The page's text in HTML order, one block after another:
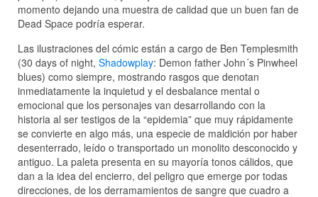
momento dejando una muestra de calidad que un buen fan de
Dead Space podría esperar.
Las ilustraciones del cómic están a cargo de Ben Templesmith
(30 days of night, Shadowplay: Demon father John´s Pinwheel
blues) como siempre, mostrando rasgos que denotan
inmediatamente la inquietud y el desbalance mental o
emocional que los personajes van desarrollando con la
historia al ser testigos de la “epidemia” que muy rápidamente
se convierte en algo más, una especie de maldición por haber
desenterrado, leído o transportado un monolito desconocido y
antiguo. La paleta presenta en su mayoría tonos cálidos, que
dan a la idea del encierro, del peligro que emerge por todas
direcciones, de los derramamientos de sangre que cuadro a